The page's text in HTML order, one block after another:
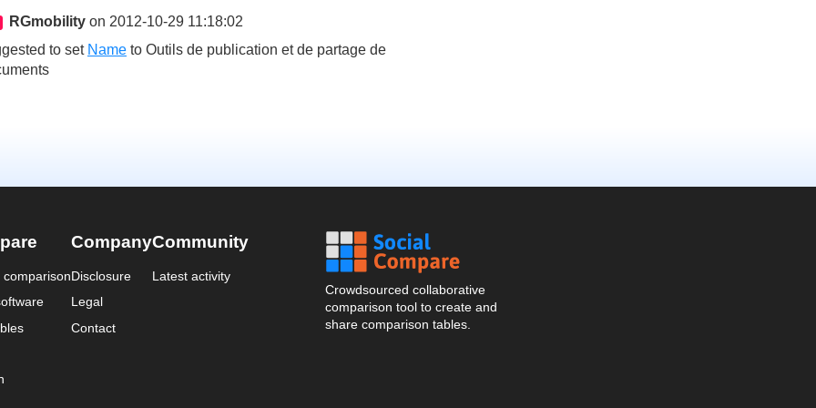
RGmobility on 2012-10-29 11:18:02
to set Name to Outils de publication et de partage de
Company
Disclosure
Legal
Contact
Community
Latest activity
Crowdsourced collaborative
comparison tool to create and
share comparison tables.